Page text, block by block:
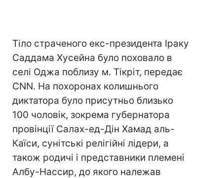
Тіло страченого екс-президента Іраку
Саддама Хусейна було поховало в
селі Оджа поблизу м. Тікріт, передає
CNN. На похоронах колишнього
диктатора було присутньо близько
100 чоловік, зокрема губернатора
провінції Салах-ед-Дін Хамад аль-
Каїси, сунітські релігійні лідери, а
також родичі і представники племені
Албу-Нассир, до якого належав